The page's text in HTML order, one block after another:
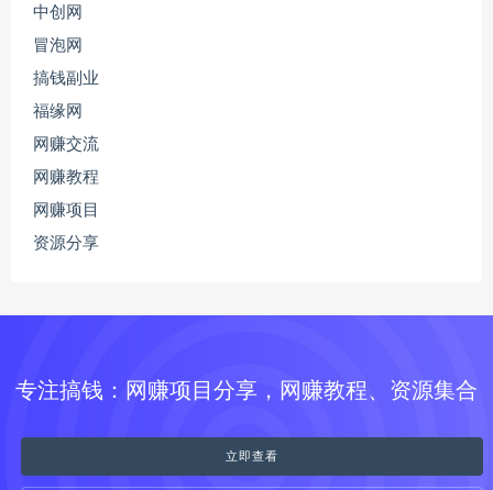
中创网
冒泡网
搞钱副业
福缘网
网赚交流
网赚教程
网赚项目
资源分享
专注搞钱：网赚项目分享，网赚教程、资源集合
立即查看